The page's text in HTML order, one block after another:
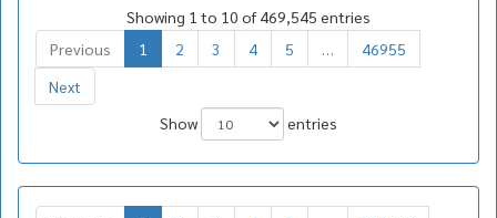
Showing 1 to 10 of 469,545 entries
Previous
1 2 3 4 5 …
46955
Next
Show
entries